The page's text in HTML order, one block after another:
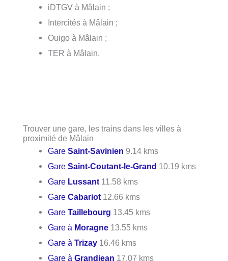
iDTGV à Mâlain ;
Intercités à Mâlain ;
Ouigo à Mâlain ;
TER à Mâlain.
Trouver une gare, les trains dans les villes à
proximité de Mâlain
GareSaint-Savinien 9.14 kms
GareSaint-Coutant-le-Grand 10.19 kms
Gare Lussant 11.58 kms
GareCabariot 12.66 kms
GareTaillebourg 13.45 kms
Gare à Moragne 13.55 kms
Gare àTrizay 16.46 kms
Gare àGrandjean 17.07 kms